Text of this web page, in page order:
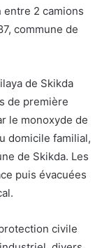
2 camions
commune de
de Skikda
de première
le monoxyde de
domicile familial,
de Skikda. Les
puis évacuées
civile